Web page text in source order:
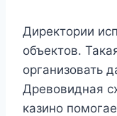
Директории
объектов.
организовать
Древовидная
казино